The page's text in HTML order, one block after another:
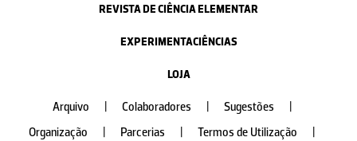
REVISTA DE CIÊNCIA ELEMENTAR
EXPERIMENTACIÊNCIAS
LOJA
Arquivo Colaboradores Sugestões
Organização
Parcerias Termos de Utilização